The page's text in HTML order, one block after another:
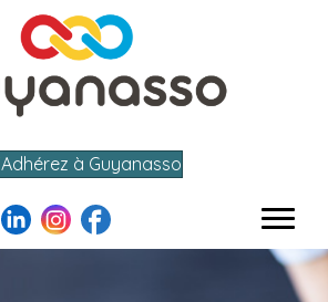
Adhérez à Guyanasso